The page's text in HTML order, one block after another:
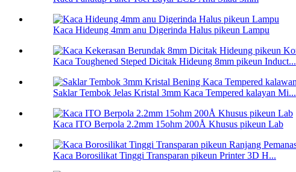
Kaca Hideung 4mm anu Digerinda Halus pikeun Lampu
Kaca Toughened Steped Dicitak Hideung 8mm pikeun Induct...
Saklar Tembok Jelas Kristal 3mm Kaca Tempered kalayan Mi...
Kaca ITO Berpola 2.2mm 15ohm 200Å Khusus pikeun Lab
Kaca Borosilikat Tinggi Transparan pikeun Printer 3D H...